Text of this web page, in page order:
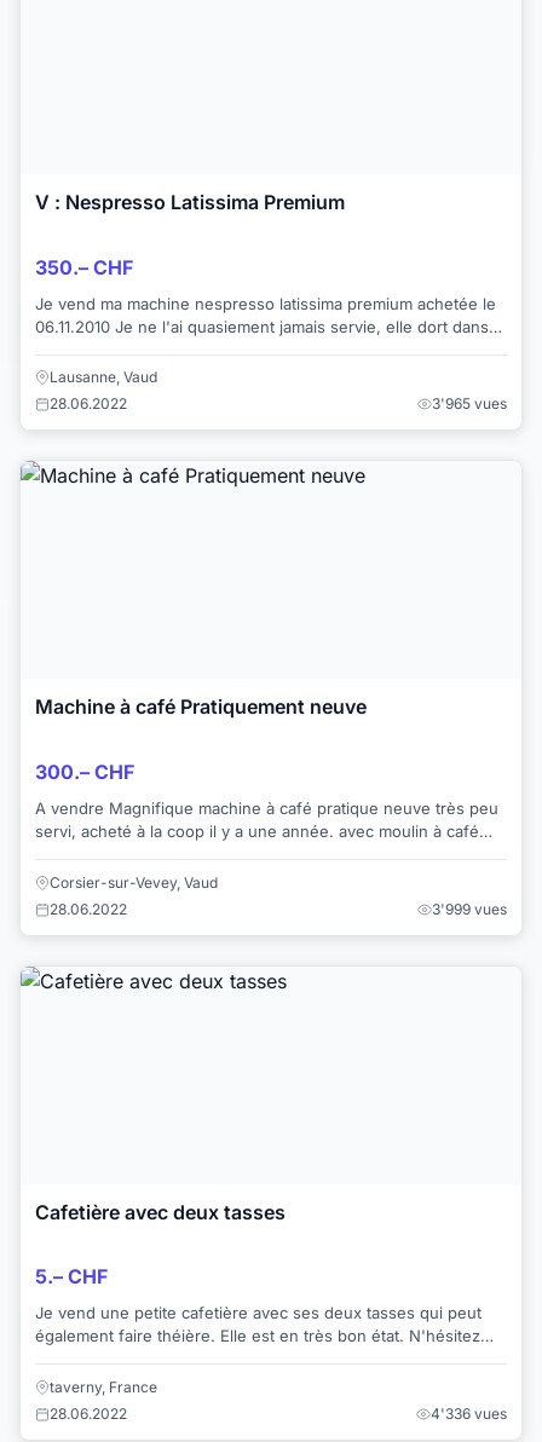
V : Nespresso Latissima Premium
350.– CHF
Je vend ma machine nespresso latissima premium achetée le
06.11.2010 Je ne l'ai quasiement jamais servie, elle dort dans
Lausanne, Vaud
28.06.2022
3'965 vues
Machine à café Pratiquement neuve
300.– CHF
A vendre Magnifique machine à café pratique neuve très peu
servi, acheté à la coop il y a une année. avec moulin à café
Corsier-sur-Vevey, Vaud
28.06.2022
3'999 vues
Cafetière avec deux tasses
5.– CHF
Je vend une petite cafetière avec ses deux tasses qui peut
également faire théière. Elle est en très bon état. N'hésitez
pas à me contacter pour tou...
taverny, France
28.06.2022
4'336 vues